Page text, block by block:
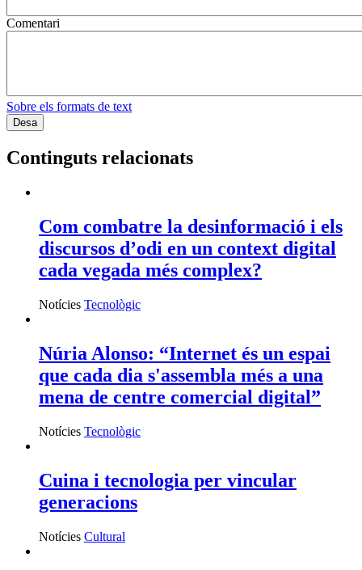
Comentari
Sobre els formats de text
Continguts relacionats
Com combatre la desinformació i els
discursos d’odi en un context digital
cada vegada més complex?
Notícies Tecnològic
Núria Alonso: “Internet és un espai
que cada dia s'assembla més a una
mena de centre comercial digital”
Notícies Tecnològic
Cuina i tecnologia per vincular
generacions
Notícies Cultural